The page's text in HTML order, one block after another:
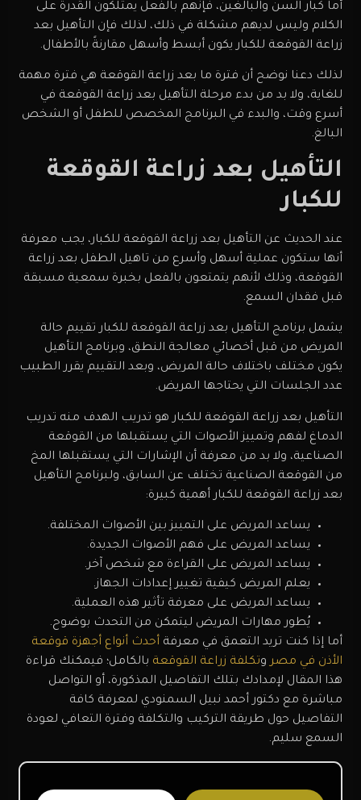
أما كبار السن والبالغين، فإنهم بالفعل يمتلكون القدرة على
الكلام وليس لديهم مشكلة في ذلك، لذلك فإن التأهيل بعد
زراعة القوقعة للكبار يكون أبسط وأسهل مقارنةً بالأطفال.
لذلك دعنا نوضح أن فترة ما بعد زراعة القوقعة هي فترة مهمة
للغاية، ولا بد من بدء مرحلة التأهيل بعد زراعة القوقعة في
أسرع وقت، والبدء في البرنامج المخصص للطفل أو الشخص
البالغ.
التأهيل بعد زراعة القوقعة
للكبار
عند الحديث عن التأهيل بعد زراعة القوقعة للكبار، يجب معرفة
أنها ستكون عملية أسهل وأسرع من تاهيل الطفل بعد زراعة
القوقعة، وذلك لأنهم يتمتعون بالفعل بخبرة سمعية مسبقة
قبل فقدان السمع.
يشمل برنامج التأهيل بعد زراعة القوقعة للكبار تقييم حالة
المريض من قبل أخصائي معالجة النطق، وبرنامج التأهيل
يكون مختلف باختلاف حالة المريض، وبعد التقييم يقرر الطبيب
عدد الجلسات التي يحتاجها المريض.
التأهيل بعد زراعة القوقعة للكبار هو تدريب الهدف منه تدريب
الدماغ لفهم وتمييز الأصوات التي يستقبلها من القوقعة
الصناعية، ولا بد من معرفة أن الإشارات التي يستقبلها المخ
من القوقعة الصناعية تختلف عن السابق، ولبرنامج التأهيل
بعد زراعة القوقعة للكبار أهمية كبيرة:
يساعد المريض على التمييز بين الأصوات المختلفة.
يساعد المريض على فهم الأصوات الجديدة.
يساعد المريض على القراءة مع شخص آخر.
يعلم المريض كيفية تغيير إعدادات الجهاز.
يساعد المريض على معرفة تأثير هذه العملية.
يُطور مهارات المريض ليتمكن من التحدث بوضوح.
أما إذا كنت تريد التعمق في معرفة أحدث أنواع أجهزة قوقعة
الأذن في مصروتكلفة زراعة القوقعة بالكامل؛ فيمكنك قراءة
هذا المقال لإمدادك بتلك التفاصيل المذكورة، أو التواصل
مباشرة مع دكتور أحمد نبيل السمنودي لمعرفة كافة
التفاصيل حول طريقة التركيب والتكلفة وفترة التعافي لعودة
السمع سليم.